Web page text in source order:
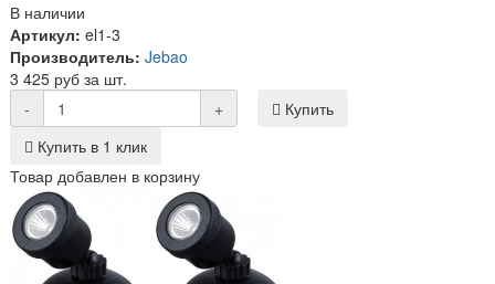
В наличии
Артикул: el1-3
Производитель: Jebao
3 425 руб за шт.
-
+
Купить
Купить в 1 клик
Товар добавлен в корзину